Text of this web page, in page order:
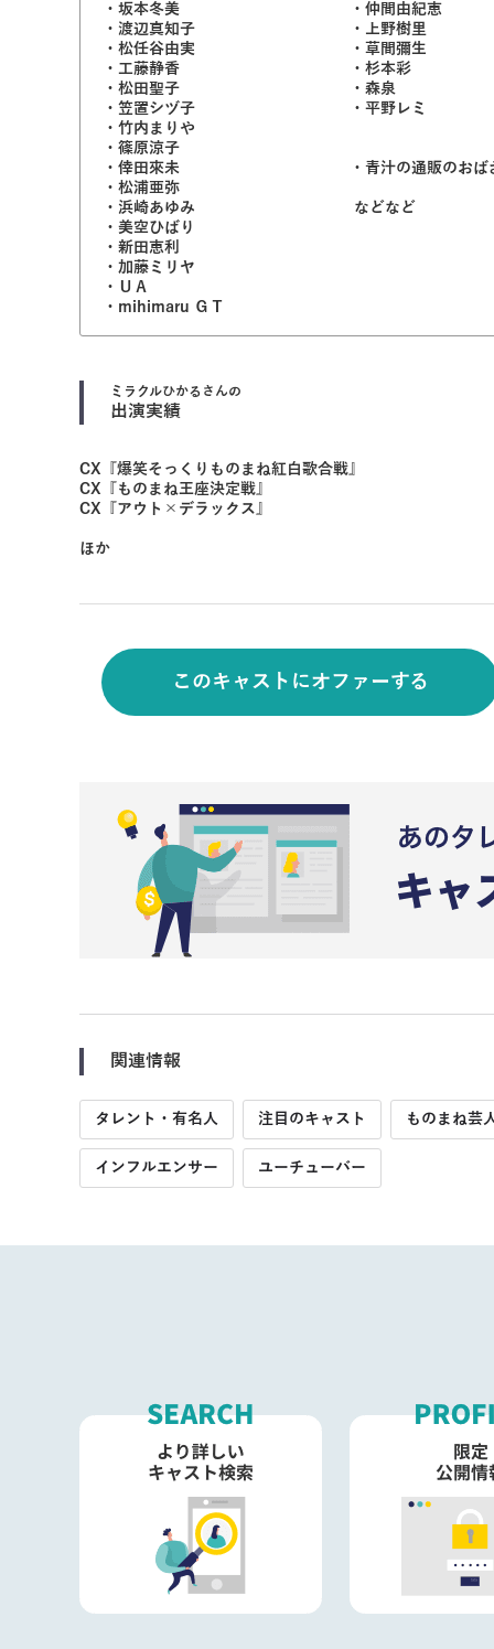
・坂本冬美 ・仲間由紀恵
・渡辺真知子 ・上野樹里
・松任谷由実 ・草間彌生
・工藤静香 ・杉本彩
・松田聖子 ・森泉
・笠置シヅ子 ・平野レミ
・竹内まりや
・篠原涼子
・倖田來未 ・青汁の通販のおば
・松浦亜弥
・浜崎あゆみ などなど
・美空ひばり
・新田恵利
・加藤ミリヤ
・ＵＡ
・mihimaru ＧＴ
ミラクルひかる さんの
出演実績
CX『爆笑そっくりものまね紅白歌合戦』
CX『ものまね王座決定戦』
CX『アウト×デラックス』
ほか
このキャストにオファーする
関連情報
タレント・有名人 注目のキャスト ものまね芸
インフルエンサー ユーチューバー